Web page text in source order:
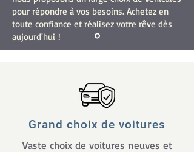
pour répondre à vos besoins. Achetez en
toute confiance et réalisez votre rêve dès
aujourd'hui !
Grand choix de voitures
Vaste choix de voitures neuves et